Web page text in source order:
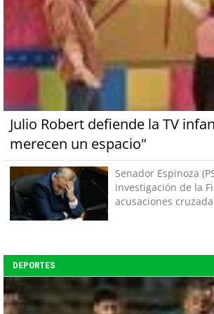
Julio Robert defiende la TV
merecen un espacio"
Senador Espinoza
investigación de la
acusaciones
DEPORTES